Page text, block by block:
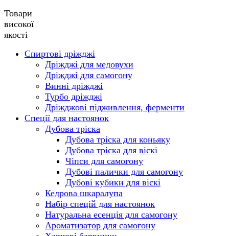
Товари
високої
якості
Спиртові дріжджі
Дріжджі для медовухи
Дріжджі для самогону
Винні дріжджі
Турбо дріжджі
Дріжджові підживлення, ферменти
Спеції для настоянок
Дубова тріска
Дубова тріска для коньяку
Дубова тріска для віскі
Чіпси для самогону
Дубові палички для самогону
Дубові кубики для віскі
Кедрова шкаралупа
Набір спецій для настоянок
Натуральна есенція для самогону
Ароматизатор для самогону